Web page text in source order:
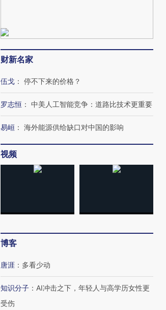
财新名家
伍戈 ： 停不下来的价格？
罗志恒 ： 中美人工智能竞争：道路比技术更重要
易峘 ： 海外能源供给缺口对中国的影响
视频
博客
唐涯 ： 多看少动
知识分子 ： AI冲击之下，年轻人与高学历女性更
受伤